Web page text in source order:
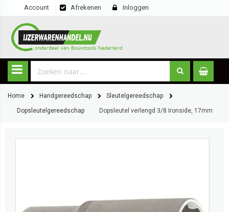
Account Afrekenen Inloggen
Home Handgereedschap Sleutelgereedschap
Dopsleutelgereedschap Dopsleutel verlengd 3/8 Ironside, 17mm